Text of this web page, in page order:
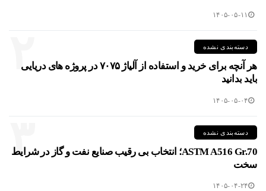
۱۴۰۵-۰۵-۱۱
۲ دسته‌بندی نشده
هر آنچه برای خرید و استفاده از آلیاژ ۷۰۷۵ در پروژه های دریایی
باید بدانید
۱۴۰۵-۰۵-۰۴
۳ دسته‌بندی نشده
ASTM A516 Gr.70؛ انتخاب بی رقیب صنایع نفت و گاز در شرایط
سخت
۱۴۰۵-۰۴-۲۴